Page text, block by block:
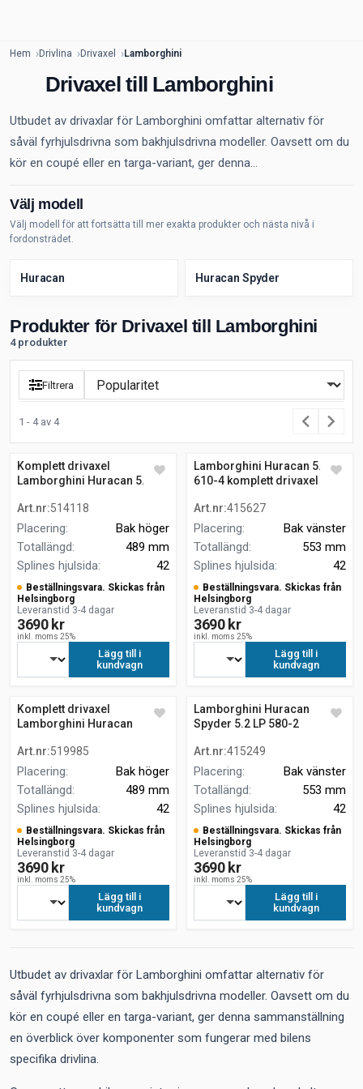
Hem Drivlina Drivaxel Lamborghini
Drivaxel till Lamborghini
Utbudet av drivaxlar för Lamborghini omfattar alternativ för
såväl fyrhjulsdrivna som bakhjulsdrivna modeller. Oavsett om du
kör en coupé eller en targa-variant, ger denna...
Välj modell
Välj modell för att fortsätta till mer exakta produkter och nästa nivå i
fordonsträdet.
Huracan Huracan Spyder
Produkter för Drivaxel till Lamborghini
4 produkter
Filtrera
1 - 4 av 4
Komplett drivaxel
Lamborghini Huracan 5.2 LP
Art.nr:514118
Placering:
Bak höger
Totallängd:
489 mm
Splines hjulsida: 42
Beställningsvara. Skickas från
Helsingborg
Leveranstid 3-4 dagar
3690 kr
inkl. moms 25%
Lägg till i
kundvagn
Lamborghini Huracan 5.2 LP
610-4 komplett drivaxel
Art.nr:415627
Placering:
Bak vänster
Totallängd:
553 mm
Splines hjulsida: 42
Beställningsvara. Skickas från
Helsingborg
Leveranstid 3-4 dagar
3690 kr
inkl. moms 25%
Lägg till i
kundvagn
Komplett drivaxel
Lamborghini Huracan
Art.nr:519985
Placering:
Bak höger
Totallängd:
489 mm
Splines hjulsida: 42
Beställningsvara. Skickas från
Helsingborg
Leveranstid 3-4 dagar
3690 kr
inkl. moms 25%
Lägg till i
kundvagn
Lamborghini Huracan
Spyder 5.2 LP 580-2
Art.nr:415249
Placering:
Bak vänster
Totallängd:
553 mm
Splines hjulsida: 42
Beställningsvara. Skickas från
Helsingborg
Leveranstid 3-4 dagar
3690 kr
inkl. moms 25%
Lägg till i
kundvagn
Utbudet av drivaxlar för Lamborghini omfattar alternativ för
såväl fyrhjulsdrivna som bakhjulsdrivna modeller. Oavsett om du
kör en coupé eller en targa-variant, ger denna sammanställning
en överblick över komponenter som fungerar med bilens
specifika drivlina.